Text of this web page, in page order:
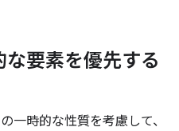
要素を優先する
一時的な性質を考慮して、